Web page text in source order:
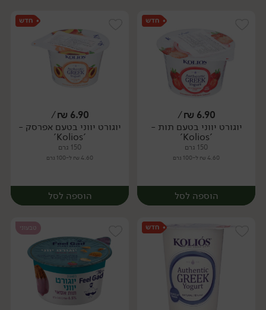
6.90
₪
/
יוגורט יווני בטעם תות -
'Kolios'
150 גרם
4.60 ₪ ל-100 גרם
הוספה לסל
6.90
₪
/
יוגורט יווני בטעם אפרסק -
'Kolios'
150 גרם
4.60 ₪ ל-100 גרם
הוספה לסל
טבעוני